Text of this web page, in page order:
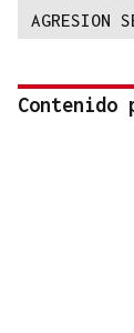
AGRESION
Contenido